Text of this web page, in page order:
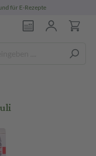
für E-Rezepte